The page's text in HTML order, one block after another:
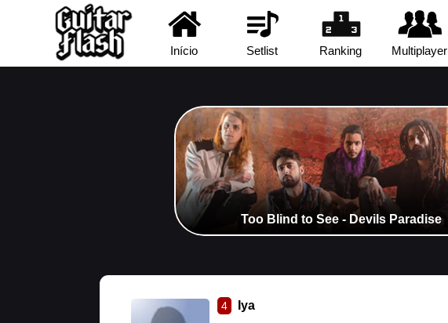
Início Setlist Ranking Multiplayer
Too Blind to See - Devils Paradise
4 Iya